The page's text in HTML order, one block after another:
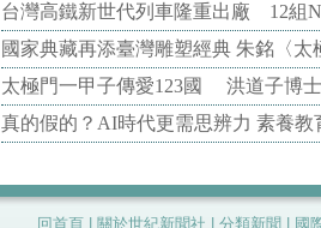
台灣高鐵新世代列車隆重出廠 12組
國家典藏再添臺灣雕塑經典 朱銘〈
太極門一甲子傳愛123國 洪道子博
真的假的？AI時代更需思辨力 素養
回首頁 關於世紀新聞社 分類新聞 國